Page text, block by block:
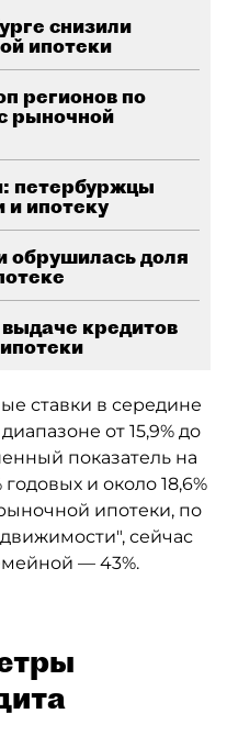
снизили
ипотеки
регионов по
рыночной
петербуржцы
ипотеку
обрушилась доля
кредитов
ставки в середине
от 15,9% до
показатель на
и около 18,6%
ипотеки, по
сейчас
— 43%.